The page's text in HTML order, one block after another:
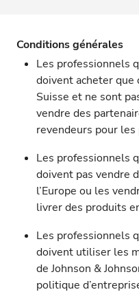
Conditions générales
Les professionnels
doivent acheter que
Suisse et ne sont
vendre des
revendeurs pour
Les professionnels
doivent pas vendre
l’Europe ou les
livrer des produits
Les professionnels
doivent utiliser les
de Johnson &
politique